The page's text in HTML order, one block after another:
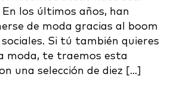
En los últimos años, han
de moda gracias al boom
Si tú también quieres
moda, te traemos esta
una selección de diez […]